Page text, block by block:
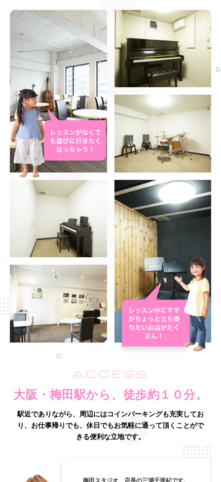
ACCESS
大阪・梅田駅から、徒歩約１０分。
駅近でありながら、周辺にはコインパーキングも充実してお
り、 お仕事帰りでも、休日でもお気軽に通って頂くことがで
きる便利な立地です。
梅田スタジオ、店長の三浦千亜紀です。